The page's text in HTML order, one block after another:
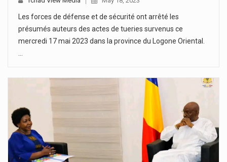
Les forces de défense et de sécurité ont arrêté les
présumés auteurs des actes de tueries survenus ce
mercredi 17 mai 2023 dans la province du Logone Oriental.